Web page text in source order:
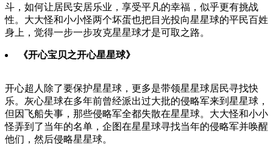
斗，如何让居民安居乐业，享受平凡的幸福，似乎更有挑战
性。大大怪和小小怪两个坏蛋也把目光投向星星球的平民百姓
身上，觉得一步一步攻克星星球才是可取之路。
《开心宝贝之开心星星球》
开心超人除了要保护星星球，更多是带领星星球居民寻找快
乐。灰心星球在多年前曾经派出过大批的侵略军来到星星球，
但因飞船失事，那些侵略军全都失散在星星球。大大怪和小小
怪弄到了当年的名单，企图在星星球寻找当年的侵略军并唤醒
他们，然后侵略星星球。